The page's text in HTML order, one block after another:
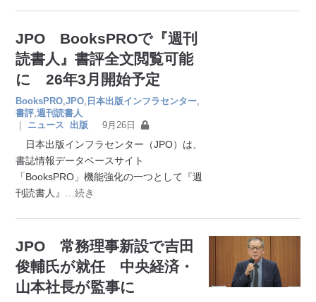
JPO BooksPROで『週刊
読書人』書評全文閲覧可能
に 26年3月開始予定
BooksPRO ,JPO 日本出版インフラセンター
書評 ,週刊読書人
｜
ニュース 出版 9月26日
日本出版インフラセンター（JPO）は、
書誌情報データベースサイト
「BooksPRO」機能強化の一つとして『週
刊読書人』
…続き
JPO 常務理事新設で吉田
俊輔氏が就任 中央経済・
山本社長が監事に